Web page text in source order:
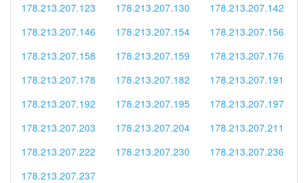
178.213.207.123
178.213.207.130
178.213.207.142
178.213.207.146
178.213.207.154
178.213.207.156
178.213.207.158
178.213.207.159
178.213.207.176
178.213.207.178
178.213.207.182
178.213.207.191
178.213.207.192
178.213.207.195
178.213.207.197
178.213.207.203
178.213.207.204
178.213.207.211
178.213.207.222
178.213.207.230
178.213.207.236
178.213.207.237